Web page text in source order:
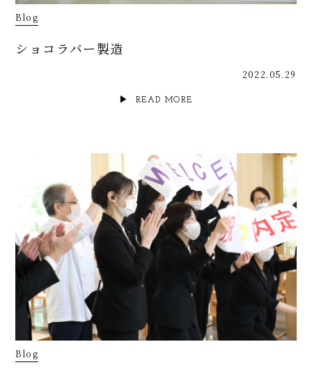
Blog
ショコラバー製造
2022.05.29
READ MORE
Blog